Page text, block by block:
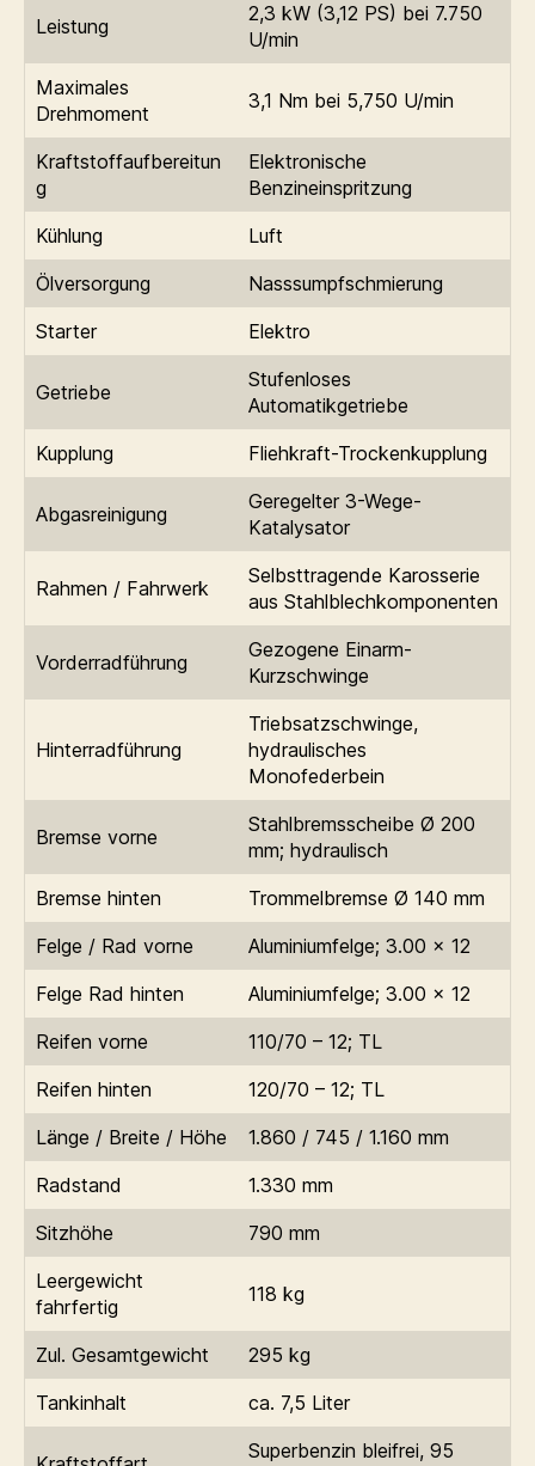
Leistung
2,3 kW (3,12 PS) bei 7.750
U/min
Maximales
Drehmoment
3,1 Nm bei 5,750 U/min
Kraftstoffaufbereitun
g
Elektronische
Benzineinspritzung
Kühlung
Luft
Ölversorgung
Nasssumpfschmierung
Starter
Elektro
Getriebe
Stufenloses
Automatikgetriebe
Kupplung
Fliehkraft-Trockenkupplung
Abgasreinigung
Geregelter 3-Wege-
Katalysator
Rahmen / Fahrwerk
Selbsttragende Karosserie
aus Stahlblechkomponenten
Vorderradführung
Gezogene Einarm-
Kurzschwinge
Hinterradführung
Triebsatzschwinge,
hydraulisches
Monofederbein
Bremse vorne
Stahlbremsscheibe Ø 200
mm; hydraulisch
Bremse hinten
Trommelbremse Ø 140 mm
Felge / Rad vorne
Aluminiumfelge; 3.00 x 12
Felge Rad hinten
Aluminiumfelge; 3.00 x 12
Reifen vorne
110/70 – 12; TL
Reifen hinten
120/70 – 12; TL
Länge / Breite / Höhe
1.860 / 745 / 1.160 mm
Radstand
1.330 mm
Sitzhöhe
790 mm
Leergewicht
fahrfertig
118 kg
Zul. Gesamtgewicht
295 kg
Tankinhalt
ca. 7,5 Liter
Superbenzin bleifrei, 95